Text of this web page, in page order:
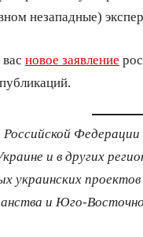
незападные)
новое заявление
Федерации
и в других
украинских
и Юго-